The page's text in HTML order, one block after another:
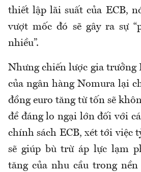
thiết lập lãi suất của ECB,
vượt mốc đó sẽ gây ra sự
nhiều”.
Nhưng chiến lược gia
của ngân hàng Nomura lại
đồng euro tăng từ tốn sẽ
đề đáng lo ngại lớn đối với
chính sách ECB, xét tới việc
sẽ giúp bù trừ áp lực lạm
tăng của nhu cầu trong